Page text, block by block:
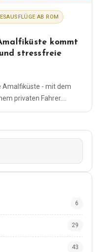
AB ROM
kommt
stressfreie
Amalfiküste - mit dem
privaten Fahrer.
6
29
43